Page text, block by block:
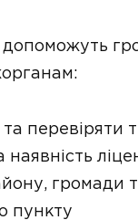
допоможуть
перевіряти
наявність
громади
пункту